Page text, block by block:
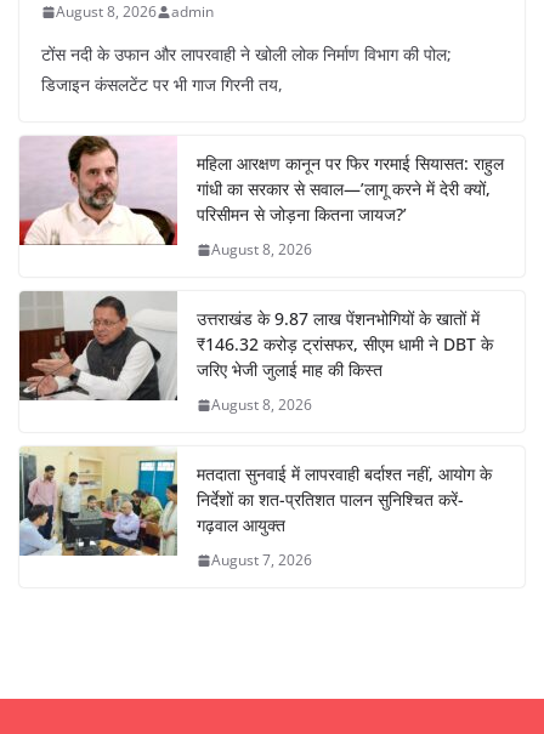
August 8, 2026 admin
टोंस नदी के उफान और लापरवाही ने खोली लोक निर्माण विभाग की पोल;
डिजाइन कंसलटेंट पर भी गाज गिरनी तय,
महिला आरक्षण कानून पर फिर गरमाई सियासत: राहुल
गांधी का सरकार से सवाल—’लागू करने में देरी क्यों,
परिसीमन से जोड़ना कितना जायज?’
August 8, 2026
उत्तराखंड के 9.87 लाख पेंशनभोगियों के खातों में
₹146.32 करोड़ ट्रांसफर, सीएम धामी ने DBT के
जरिए भेजी जुलाई माह की किस्त
August 8, 2026
मतदाता सुनवाई में लापरवाही बर्दाश्त नहीं, आयोग के
निर्देशों का शत-प्रतिशत पालन सुनिश्चित करें-
गढ़वाल आयुक्त
August 7, 2026